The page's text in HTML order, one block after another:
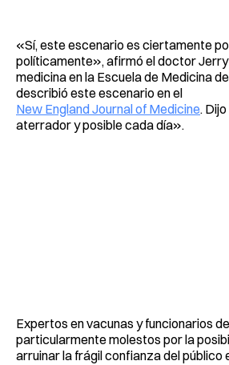
«Sí, este escenario es ciertamente
políticamente», afirmó el doctor
medicina en la Escuela de Medicina
describió este escenario en el
New England Journal of Medicine.
aterrador y posible cada día».
Expertos en vacunas y funcionarios
particularmente molestos por la
arruinar la frágil confianza del público